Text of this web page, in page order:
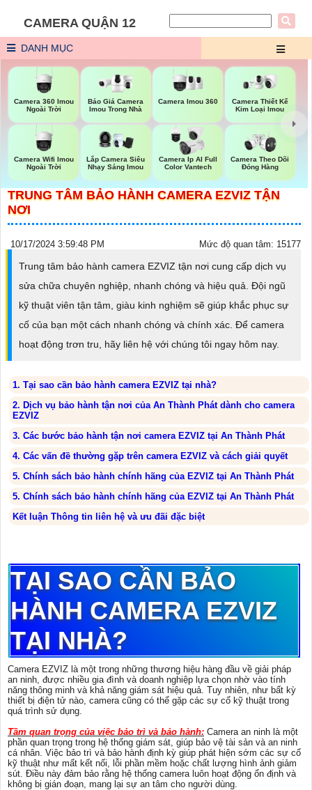
CAMERA QUẬN 12
DANH MỤC
Camera 360 Imou
Ngoài Trời
Báo Giá Camera
Imou Trong Nhà
Camera Imou 360
Camera Thiết Kế
Kim Loại Imou
Camera Wifi Imou
Ngoài Trời
Lắp Camera Siêu
Nhạy Sáng Imou
Camera Ip AI Full
Color Vantech
Camera Theo Dõi
Đóng Hàng
TRUNG TÂM BẢO HÀNH CAMERA EZVIZ TẬN
NƠI
10/17/2024 3:59:48 PM Mức độ quan tâm: 15177
Trung tâm bảo hành camera EZVIZ tận nơi cung cấp dịch vụ
sửa chữa chuyên nghiệp, nhanh chóng và hiệu quả. Đội ngũ
kỹ thuật viên tận tâm, giàu kinh nghiệm sẽ giúp khắc phục sự
cố của bạn một cách nhanh chóng và chính xác. Để camera
hoạt động trơn tru, hãy liên hệ với chúng tôi ngay hôm nay.
1. Tại sao cần bảo hành camera EZVIZ tại nhà?
2. Dịch vụ bảo hành tận nơi của An Thành Phát dành cho camera
EZVIZ
3. Các bước bảo hành tận nơi camera EZVIZ tại An Thành Phát
4. Các vấn đề thường gặp trên camera EZVIZ và cách giải quyết
5. Chính sách bảo hành chính hãng của EZVIZ tại An Thành Phát
5. Chính sách bảo hành chính hãng của EZVIZ tại An Thành Phát
Kết luận Thông tin liên hệ và ưu đãi đặc biệt
TẠI SAO CẦN BẢO
HÀNH CAMERA EZVIZ
TẠI NHÀ?
Camera EZVIZ là một trong những thương hiệu hàng đầu về giải pháp
an ninh, được nhiều gia đình và doanh nghiệp lựa chọn nhờ vào tính
năng thông minh và khả năng giám sát hiệu quả. Tuy nhiên, như bất kỳ
thiết bị điện tử nào, camera cũng có thể gặp các sự cố kỹ thuật trong
quá trình sử dụng.
Tầm quan trọng của việc bảo trì và bảo hành: Camera an ninh là một
phần quan trọng trong hệ thống giám sát, giúp bảo vệ tài sản và an ninh
cá nhân. Việc bảo trì và bảo hành định kỳ giúp phát hiện sớm các sự cố
kỹ thuật như mất kết nối, lỗi phần mềm hoặc chất lượng hình ảnh giảm
sút. Điều này đảm bảo rằng hệ thống camera luôn hoạt động ổn định và
không bị gián đoạn, mang lại sự an tâm cho người dùng.